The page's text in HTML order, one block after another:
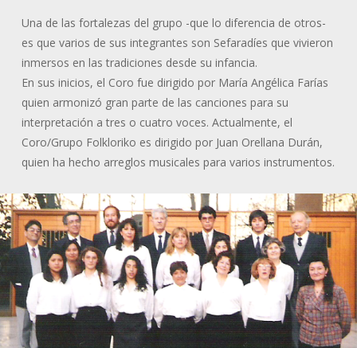
Una de las fortalezas del grupo -que lo diferencia de otros-
es que varios de sus integrantes son Sefaradíes que vivieron
inmersos en las tradiciones desde su infancia.
En sus inicios, el Coro fue dirigido por María Angélica Farías
quien armonizó gran parte de las canciones para su
interpretación a tres o cuatro voces. Actualmente, el
Coro/Grupo Folkloriko es dirigido por Juan Orellana Durán,
quien ha hecho arreglos musicales para varios instrumentos.